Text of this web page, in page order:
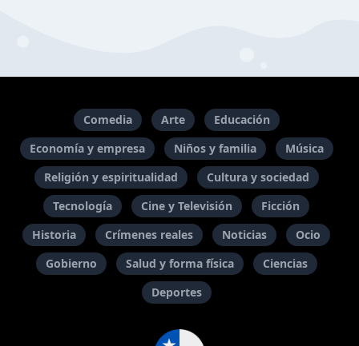
Comedia Arte
Educación
Economía y empresa
Niños y familia
Música
Religión y espiritualidad
Cultura y sociedad
Tecnología
Cine y Televisión
Ficción
Historia
Crímenes reales Noticias
Ocio
Gobierno
Salud y forma física
Ciencias
Deportes